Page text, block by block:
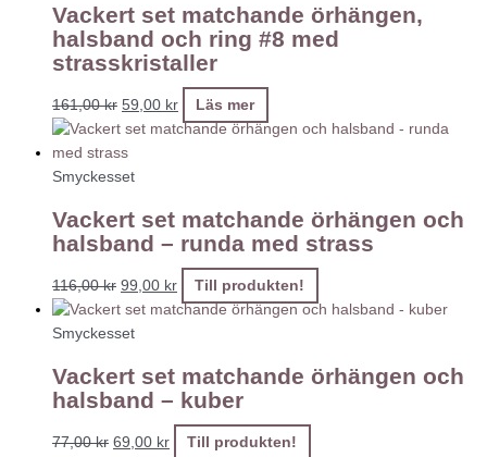
Vackert set matchande örhängen,
halsband och ring #8 med
strasskristaller
161,00kr 59,00 kr Läs mer
Smyckesset
Vackert set matchande örhängen och
halsband – runda med strass
116,00kr 99,00 kr Till produkten!
Smyckesset
Vackert set matchande örhängen och
halsband – kuber
77,00kr 69,00 kr Till produkten!